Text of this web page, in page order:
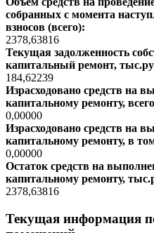
собранных с момента
взносов (всего):
2378,63816
Текущая задолженность
капитальный ремонт,
184,62239
Израсходовано средств на
капитальному ремонту,
0,00000
Израсходовано средств на
капитальному ремонту, в
0,00000
Остаток средств на
капитальному ремонту,
2378,63816
Текущая информация